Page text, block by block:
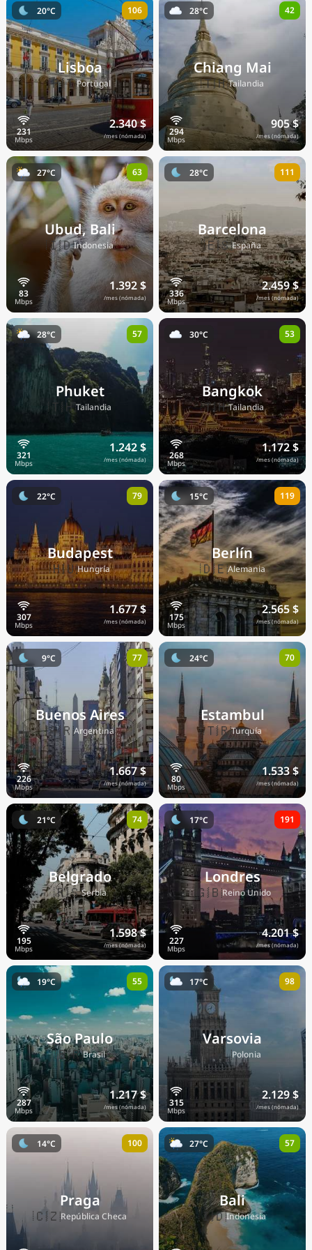
Lisboa
🇵🇹Portugal
2.340 $
/mes (nómada)
20°C 106
Chiang Mai
🇹🇭Tailandia
905 $
/mes (nómada)
28°C 42
Ubud, Bali
🇮🇩Indonesia
1.392 $
/mes (nómada)
27°C 63
Barcelona
🇪🇸España
2.459 $
/mes (nómada)
28°C 111
Phuket
🇹🇭Tailandia
1.242 $
/mes (nómada)
28°C 57
Bangkok
🇹🇭Tailandia
1.172 $
/mes (nómada)
30°C 53
Budapest
🇭🇺Hungría
1.677 $
/mes (nómada)
22°C 79
Berlín
🇩🇪Alemania
2.565 $
/mes (nómada)
15°C 119
Buenos Aires
🇦🇷Argentina
1.667 $
/mes (nómada)
9°C 77
Estambul
🇹🇷Turquía
1.533 $
/mes (nómada)
24°C 70
Belgrado
🇷🇸Serbia
1.598 $
/mes (nómada)
21°C 74
Londres
🇬🇧Reino Unido
4.201 $
/mes (nómada)
17°C 191
São Paulo
🇧🇷Brasil
1.217 $
/mes (nómada)
19°C 55
Varsovia
🇵🇱Polonia
2.129 $
/mes (nómada)
17°C 98
Praga
🇨🇿República Checa
14°C 100
Bali
🇮🇩Indonesia
27°C 57
Precios actuales por país